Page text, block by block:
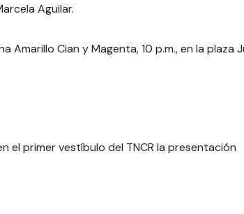
Aguilar.
Cian y Magenta, 10 p.m., en la plaza
el primer vestíbulo del TNCR la presentación